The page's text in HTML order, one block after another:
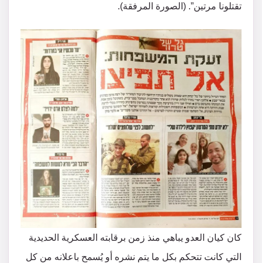
تقتلونا مرتين”. (الصورة المرفقة).
كان كيان العدو يباهي منذ زمن برقابته العسكرية الحديدية
التي كانت تتحكم بكل ما يتم نشره أو يُسمح باعلانه من كل